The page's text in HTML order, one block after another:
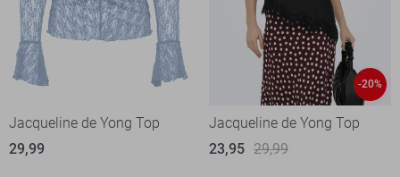
Jacqueline de Yong Top
29,99
-20%
Jacqueline de Yong Top
23,95 29,99